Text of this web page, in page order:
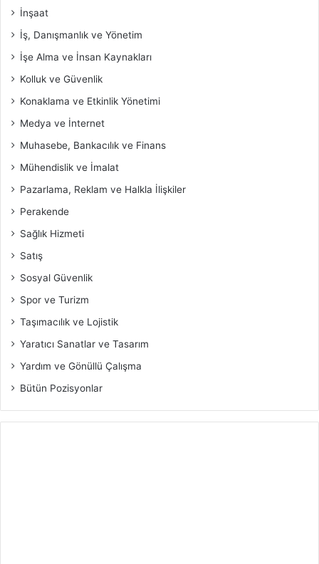
İnşaat
İş, Danışmanlık ve Yönetim
İşe Alma ve İnsan Kaynakları
Kolluk ve Güvenlik
Konaklama ve Etkinlik Yönetimi
Medya ve İnternet
Muhasebe, Bankacılık ve Finans
Mühendislik ve İmalat
Pazarlama, Reklam ve Halkla İlişkiler
Perakende
Sağlık Hizmeti
Satış
Sosyal Güvenlik
Spor ve Turizm
Taşımacılık ve Lojistik
Yaratıcı Sanatlar ve Tasarım
Yardım ve Gönüllü Çalışma
Bütün Pozisyonlar